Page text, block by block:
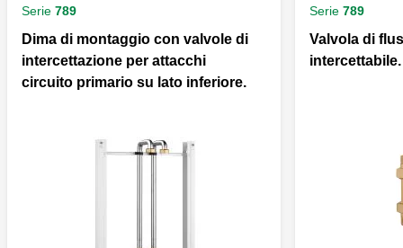
Serie 789
Dima di montaggio con valvole di
intercettazione per attacchi
circuito primario su lato inferiore.
Serie 789
Valvola di
intercettabile.